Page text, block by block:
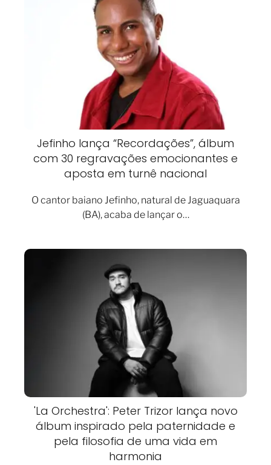
Jefinho lança “Recordações”, álbum
com 30 regravações emocionantes e
aposta em turnê nacional
O cantor baiano Jefinho, natural de Jaguaquara
(BA), acaba de lançar o…
'La Orchestra': Peter Trizor lança novo
álbum inspirado pela paternidade e
pela filosofia de uma vida em
harmonia